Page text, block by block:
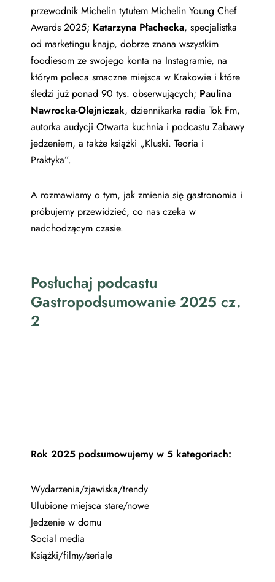
przewodnik Michelin tytułem Michelin Young Chef
Awards 2025; Katarzyna Płachecka, specjalistka
od marketingu knajp, dobrze znana wszystkim
foodiesom ze swojego konta na Instagramie, na
którym poleca smaczne miejsca w Krakowie i które
śledzi już ponad 90 tys. obserwujących; Paulina
Nawrocka-Olejniczak, dziennikarka radia Tok Fm,
autorka audycji Otwarta kuchnia i podcastu Zabawy
jedzeniem, a także książki „Kluski. Teoria i
Praktyka”.
A rozmawiamy o tym, jak zmienia się gastronomia i
próbujemy przewidzieć, co nas czeka w
nadchodzącym czasie.
Posłuchaj podcastu
Gastropodsumowanie 2025 cz.
2
Rok 2025 podsumowujemy w 5 kategoriach:
Wydarzenia/zjawiska/trendy
Ulubione miejsca stare/nowe
Jedzenie w domu
Social media
Książki/filmy/seriale